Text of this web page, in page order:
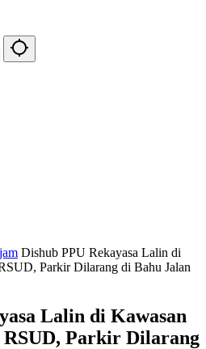
Dishub PPU Rekayasa Lalin di
Parkir Dilarang di Bahu Jalan
Lalin di Kawasan
Parkir Dilarang